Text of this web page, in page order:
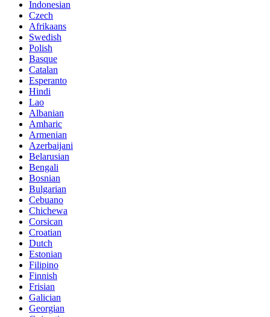
Indonesian
Czech
Afrikaans
Swedish
Polish
Basque
Catalan
Esperanto
Hindi
Lao
Albanian
Amharic
Armenian
Azerbaijani
Belarusian
Bengali
Bosnian
Bulgarian
Cebuano
Chichewa
Corsican
Croatian
Dutch
Estonian
Filipino
Finnish
Frisian
Galician
Georgian